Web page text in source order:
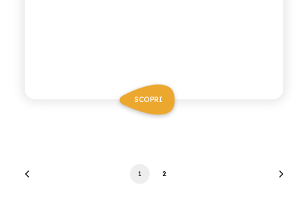
SCOPRI
1 2